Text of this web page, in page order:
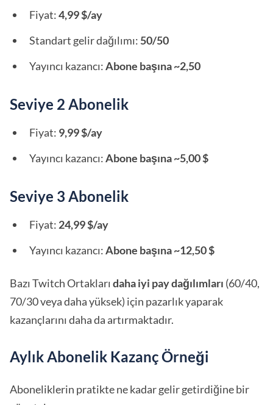
Fiyat:4,99 $/ay
Standart gelir dağılımı: 50/50
Yayıncı kazancı:Abone başına ~2,50
Seviye 2 Abonelik
Fiyat: 9,99 $/ay
Yayıncı kazancı:Abone başına ~5,00 $
Seviye 3 Abonelik
Fiyat: 24,99 $/ay
Yayıncı kazancı:Abone başına ~12,50 $
Bazı Twitch Ortakları daha iyi pay dağılımları (60/40,
70/30 veya daha yüksek) için pazarlık yaparak
kazançlarını daha da artırmaktadır.
Aylık Abonelik Kazanç Örneği
Aboneliklerin pratikte ne kadar gelir getirdiğine bir